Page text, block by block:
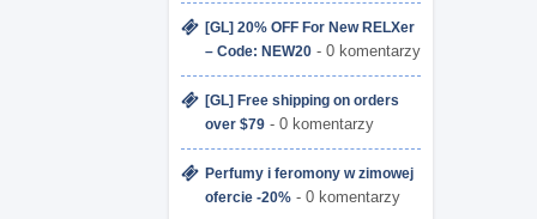
[GL] 20% OFF For New RELXer
– Code: NEW20 - 0 komentarzy
[GL] Free shipping on orders
over $79 - 0 komentarzy
Perfumy i feromony w zimowej
ofercie -20% - 0 komentarzy